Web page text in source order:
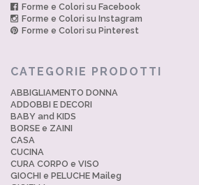
Forme e Colori su Facebook
Forme e Colori su Instagram
Forme e Colori su Pinterest
CATEGORIE PRODOTTI
ABBIGLIAMENTO DONNA
ADDOBBI E DECORI
BABY and KIDS
BORSE e ZAINI
CASA
CUCINA
CURA CORPO e VISO
GIOCHI e PELUCHE Maileg